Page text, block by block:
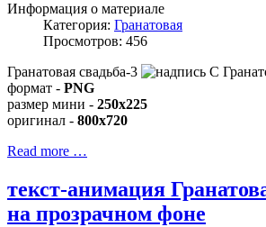
Информация о материале
Категория: Гранатовая
Просмотров: 456
Гранатовая свадьба-3
формат - PNG
размер мини - 250x225
оригинал - 800x720
Read more …
текст-анимация
на прозрачном фоне